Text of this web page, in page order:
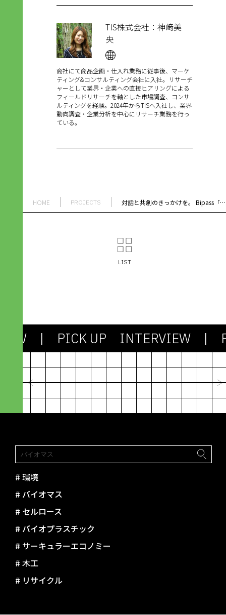
TIS株式会社 ： 神﨑美
央
商社にて商品企画・仕入れ業務に従事後、マーケ
ティング&コンサルティング会社に入社。リサーチ
ャーとして業界・企業への直接ヒアリングによる
フィールドリサーチを軸とした市場調査、コンサ
ルティングを経験。2024年からTISへ入社し、業界
動向調査・企業分析を中心にリサーチ業務を行っ
ている。
HOME PROJECTS 対話と共創のきっかけを。 Bipass「サーキュラーダイアグラム」プロジェクト始動
LIST
| PICK UP INTERVIEW|
社会も課題もシンプルじゃない。
剥き出しの「わからなさ」との対
2024.03.13
機能不全のシ
林篤志｜
paramita
# 環境
# バイオマス
# セルロース
# バイオプラスチック
# サーキュラーエコノミー
# 木工
# リサイクル